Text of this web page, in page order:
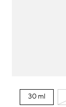
30 ml